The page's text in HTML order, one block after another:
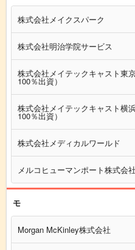
株式会社メイクスパーク
株式会社明治学院サービス
株式会社メイテックキャスト東
100％出資）
株式会社メイテックキャスト横
100％出資）
株式会社メディカルワールド
メルコヒューマンポート株式会
モ
Morgan McKinley株式会社